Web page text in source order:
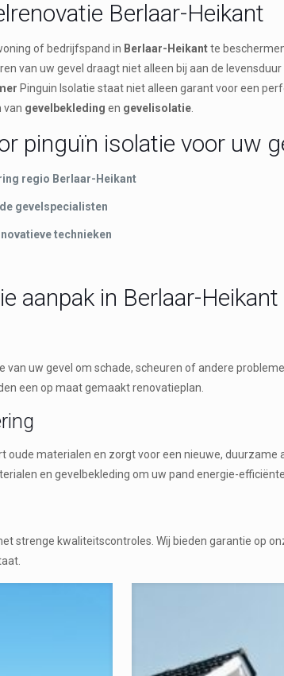
Berlaar-Heikant
of bedrijfspand in Berlaar-Heikantte
van uw gevel draagt niet alleen bij aan de
Pinguin Isolatie staat niet alleen garant voor een
van gevelbekleding en gevelisolatie
pinguïn isolatie voor uw
regio Berlaar-Heikant
gevelspecialisten
technieken
aanpak in Berlaar-Heikant
van uw gevel om schade, scheuren of andere
een op maat gemaakt renovatieplan.
oude materialen en zorgt voor een nieuwe, duurzame
en gevelbekleding om uw pand energie-
strenge kwaliteitscontroles. Wij bieden garantie op